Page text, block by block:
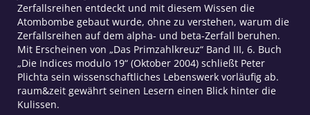
Zerfallsreihen entdeckt und mit diesem Wissen die
Atombombe gebaut wurde, ohne zu verstehen, warum die
Zerfallsreihen auf dem alpha- und beta-Zerfall beruhen.
Mit Erscheinen von „Das Primzahlkreuz“ Band III, 6. Buch
„Die Indices modulo 19“ (Oktober 2004) schließt Peter
Plichta sein wissenschaftliches Lebenswerk vorläufig ab.
raum&zeit gewährt seinen Lesern einen Blick hinter die
Kulissen.